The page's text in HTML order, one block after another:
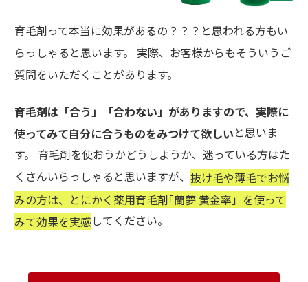
育毛剤って本当に効果があるの？？？と思われる方もい
らっしゃると思います。 実際、お客様からもそういうご
質問をいただくことがあります。
育毛剤は「合う」「合わない」がありますので、実際に
使ってみて自分に合うものをみつけて欲しいと思いま
す。 育毛剤を使おうかどうしようか、迷っている方はた
くさんいらっしゃると思いますが、 抜け毛や薄毛でお悩
みの方は、とにかく薬用育毛剤｢蘭夢 黄金率」を使って
みて効果を実感してください。